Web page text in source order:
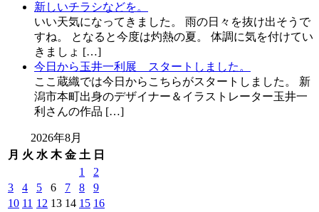
新しいチラシなどを。
いい天気になってきました。 雨の日々を抜け出そうで
すね。 となると今度は灼熱の夏。 体調に気を付けてい
きましょ […]
今日から玉井一利展 スタートしました。
ここ蔵織では今日からこちらがスタートしました。 新
潟市本町出身のデザイナー＆イラストレーター玉井一
利さんの作品 […]
2026年8月
月 火 水 木 金 土 日
1
2
3
4 5 6 7 8
9
10 11 12 13 14 15 16